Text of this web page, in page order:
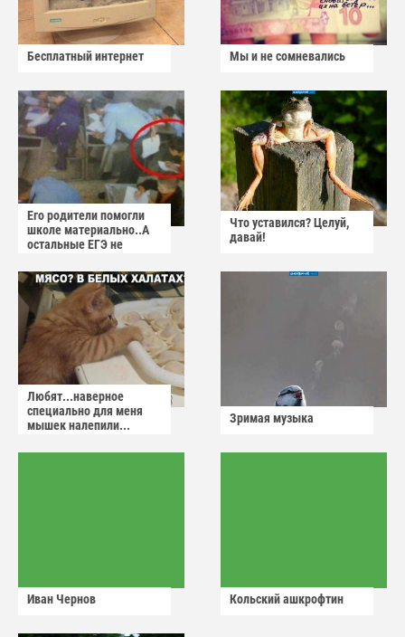
Бесплатный интернет Мы и не сомневались
Его родители помогли
школе материально..А
остальные ЕГЭ не
Что уставился? Целуй,
давай!
Любят...наверное
специально для меня
мышек налепили...
Зримая музыка
Иван Чернов Кольский ашкрофтин